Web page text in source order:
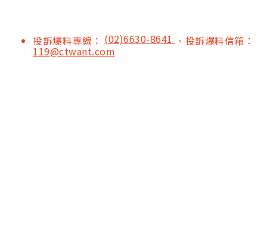
投訴爆料專線： (02)6630-8641 、投訴爆料信箱：
119@ctwant.com